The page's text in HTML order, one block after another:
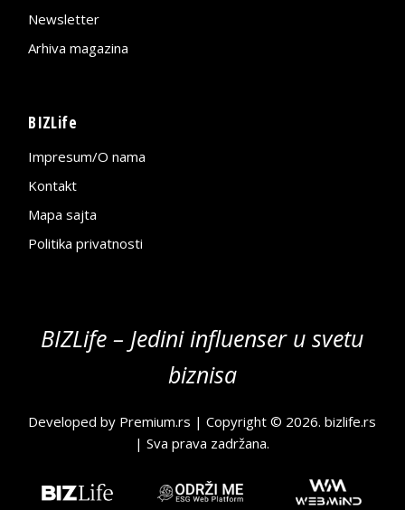
Newsletter
Arhiva magazina
BIZLife
Impresum/O nama
Kontakt
Mapa sajta
Politika privatnosti
BIZLife – Jedini influenser u svetu
biznisa
Developed by Premium.rs | Copyright © 2026.bizlife.rs
| Sva prava zadržana.